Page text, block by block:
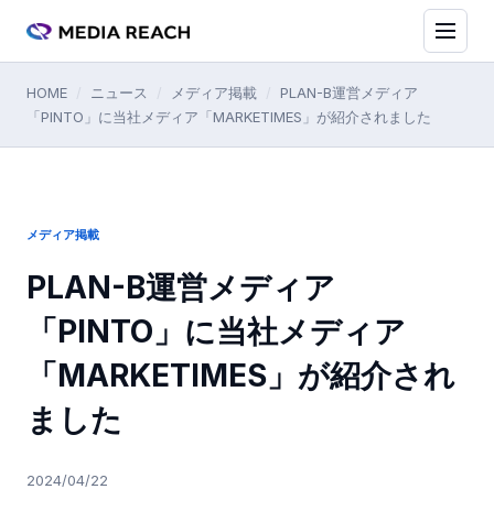
HOME ニュース メディア掲載
PLAN-B運営メディア
「PINTO」に当社メディア「MARKETIMES」が紹介されました
メディア掲載
PLAN-B運営メディア
「PINTO」に当社メディア
「MARKETIMES」が紹介され
ました
2024/04/22